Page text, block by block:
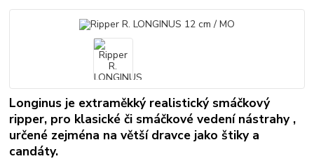
Longinus je extraměkký realistický smáčkový
ripper, pro klasické či smáčkové vedení nástrahy ,
určené zejména na větší dravce jako štiky a
candáty.